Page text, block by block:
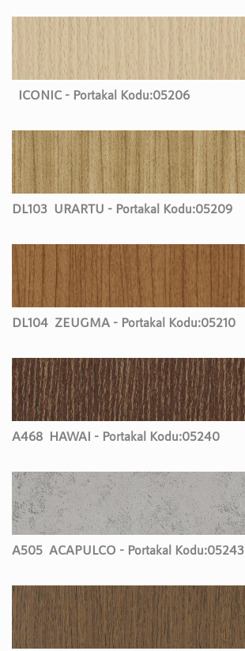
ICONIC - Portakal Kodu:05206
DL103 URARTU - Portakal Kodu:05209
DL104 ZEUGMA - Portakal Kodu:05210
A468 HAWAI - Portakal Kodu:05240
A505 ACAPULCO - Portakal Kodu:05243